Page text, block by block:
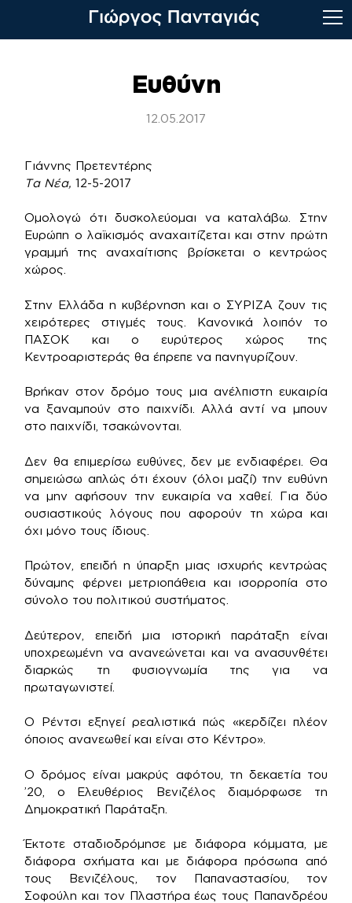
Ευθύνη
12.05.2017
Γιάννης Πρετεντέρης
Τα Νέα, 12-5-2017
Ομολογώ ότι δυσκολεύομαι να καταλάβω. Στην
Ευρώπη ο λαϊκισμός αναχαιτίζεται και στην πρώτη
γραμμή της αναχαίτισης βρίσκεται ο κεντρώος
χώρος.
Στην Ελλάδα η κυβέρνηση και ο ΣΥΡΙΖΑ ζουν τις
χειρότερες στιγμές τους. Κανονικά λοιπόν το
ΠΑΣΟΚ και ο ευρύτερος χώρος της
Κεντροαριστεράς θα έπρεπε να πανηγυρίζουν.
Βρήκαν στον δρόμο τους μια ανέλπιστη ευκαιρία
να ξαναμπούν στο παιχνίδι. Αλλά αντί να μπουν
στο παιχνίδι, τσακώνονται.
Δεν θα επιμερίσω ευθύνες, δεν με ενδιαφέρει. Θα
σημειώσω απλώς ότι έχουν (όλοι μαζί) την ευθύνη
να μην αφήσουν την ευκαιρία να χαθεί. Για δύο
ουσιαστικούς λόγους που αφορούν τη χώρα και
όχι μόνο τους ίδιους.
Πρώτον, επειδή η ύπαρξη μιας ισχυρής κεντρώας
δύναμης φέρνει μετριοπάθεια και ισορροπία στο
σύνολο του πολιτικού συστήματος.
Δεύτερον, επειδή μια ιστορική παράταξη είναι
υποχρεωμένη να ανανεώνεται και να ανασυνθέτει
διαρκώς τη φυσιογνωμία της για να
πρωταγωνιστεί.
Ο Ρέντσι εξηγεί ρεαλιστικά πώς «κερδίζει πλέον
όποιος ανανεωθεί και είναι στο Κέντρο».
Ο δρόμος είναι μακρύς αφότου, τη δεκαετία του
’20, ο Ελευθέριος Βενιζέλος διαμόρφωσε τη
Δημοκρατική Παράταξη.
Έκτοτε σταδιοδρόμησε με διάφορα κόμματα, με
διάφορα σχήματα και με διάφορα πρόσωπα από
τους Βενιζέλους, τον Παπαναστασίου, τον
Σοφούλη και τον Πλαστήρα έως τους Παπανδρέου